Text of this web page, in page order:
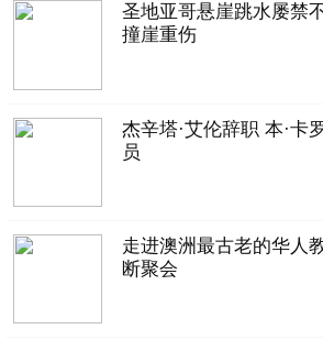
圣地亚哥悬崖跳水屡禁
撞崖重伤
杰辛塔·艾伦辞职 本·卡
员
走进澳洲最古老的华人
断聚会